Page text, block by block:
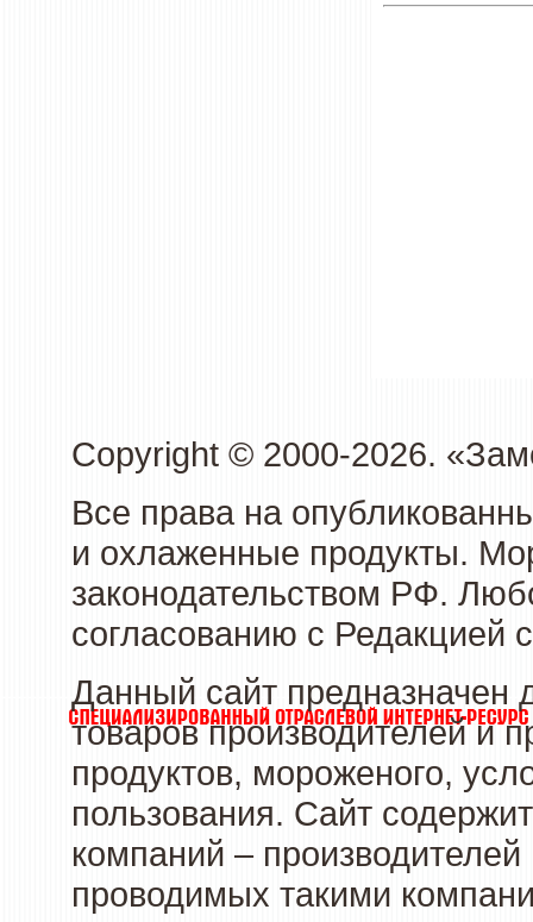
Copyright © 2000-2026.
Все права на
и охлаженные продукты.
законодательством РФ.
согласованию с Редакцией
Данный сайт предназначен
товаров производителей и
продуктов, мороженого,
пользования. Сайт
компаний –
проводимых такими